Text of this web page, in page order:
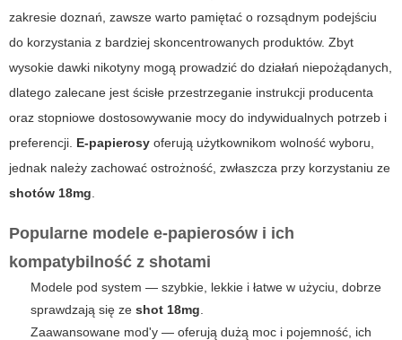
zakresie doznań, zawsze warto pamiętać o rozsądnym podejściu
do korzystania z bardziej skoncentrowanych produktów. Zbyt
wysokie dawki nikotyny mogą prowadzić do działań niepożądanych,
dlatego zalecane jest ścisłe przestrzeganie instrukcji producenta
oraz stopniowe dostosowywanie mocy do indywidualnych potrzeb i
preferencji. E-papierosy oferują użytkownikom wolność wyboru,
jednak należy zachować ostrożność, zwłaszcza przy korzystaniu ze
shotów 18mg
Popularne modele e-papierosów i ich
kompatybilność z shotami
Modele pod system — szybkie, lekkie i łatwe w użyciu, dobrze
sprawdzają się ze shot 18mg
Zaawansowane mod'y — oferują dużą moc i pojemność, ich